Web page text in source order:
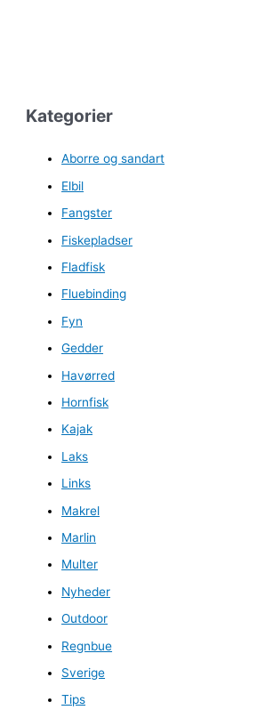
Kategorier
Aborre og sandart
Elbil
Fangster
Fiskepladser
Fladfisk
Fluebinding
Fyn
Gedder
Havørred
Hornfisk
Kajak
Laks
Links
Makrel
Marlin
Multer
Nyheder
Outdoor
Regnbue
Sverige
Tips